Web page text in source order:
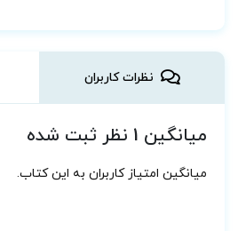
نظرات کاربران
میانگین 1 نظر ثبت شده
میانگین امتیاز کاربران به این کتاب.